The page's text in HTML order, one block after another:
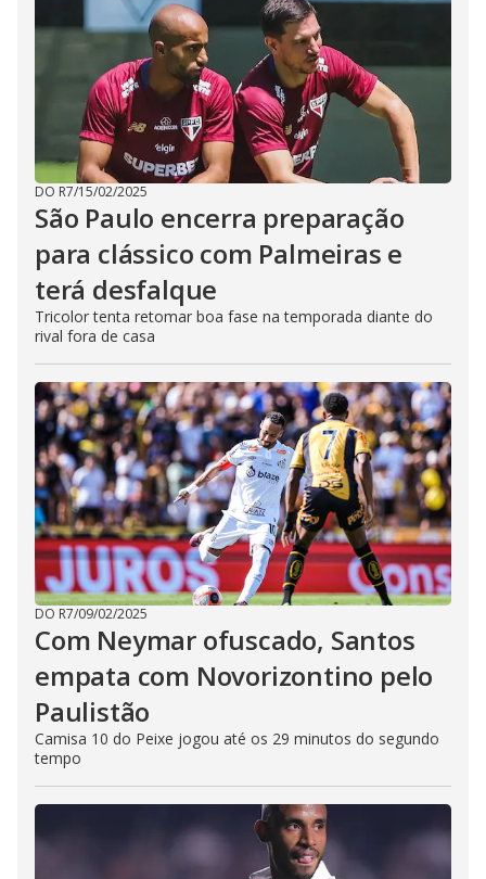
DO R7/15/02/2025
São Paulo encerra preparação
para clássico com Palmeiras e
terá desfalque
Tricolor tenta retomar boa fase na temporada diante do
rival fora de casa
DO R7/09/02/2025
Com Neymar ofuscado, Santos
empata com Novorizontino pelo
Paulistão
Camisa 10 do Peixe jogou até os 29 minutos do segundo
tempo